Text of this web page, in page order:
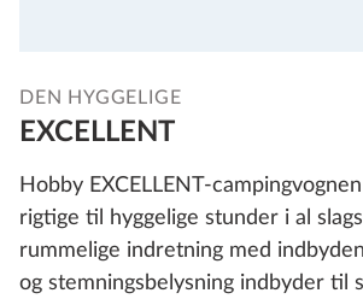
DEN HYGGELIGE
EXCELLENT
Hobby EXCELLENT-
rigtige til hyggelige stunder i al
rummelige indretning med
og stemningsbelysning indbyder til